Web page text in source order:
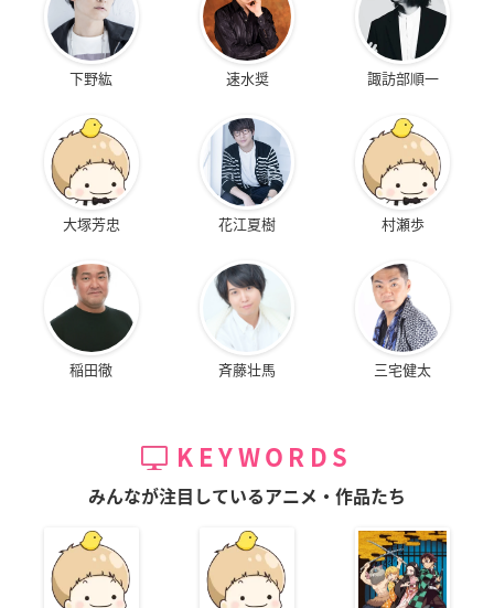
下野紘 速水奨 諏訪部順一
大塚芳忠 花江夏樹 村瀬歩
稲田徹 斉藤壮馬 三宅健太
KEYWORDS
みんなが注目しているアニメ・作品たち